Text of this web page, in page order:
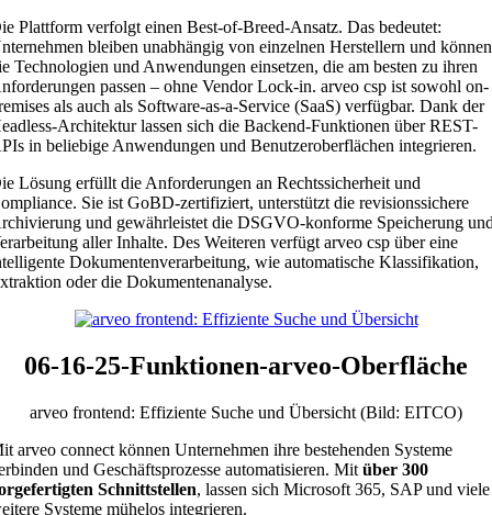
Plattform verfolgt einen Best-of-Breed-Ansatz. Das bedeutet:
bleiben unabhängig von einzelnen Herstellern und können
Technologien und Anwendungen einsetzen, die am besten zu ihren
passen – ohne Vendor Lock-in. arveo csp ist sowohl on-
als auch als Software-as-a-Service (SaaS) verfügbar. Dank der
Architektur lassen sich die Backend-Funktionen über REST-
in beliebige Anwendungen und Benutzeroberflächen integrieren.
Lösung erfüllt die Anforderungen an Rechtssicherheit und
Sie ist GoBD-zertifiziert, unterstützt die revisionssichere
und gewährleistet die DSGVO-konforme Speicherung
aller Inhalte. Des Weiteren verfügt arveo csp über eine
Dokumentenverarbeitung, wie automatische Klassifikation,
oder die Dokumentenanalyse.
06-16-25-Funktionen-arveo-Oberfläche
arveo frontend: Effiziente Suche und Übersicht (Bild: EITCO)
arveo connect können Unternehmen ihre bestehenden Systeme
und Geschäftsprozesse automatisieren. Mitüber 300
Schnittstellen, lassen sich Microsoft 365, SAP und viele
Systeme mühelos integrieren.